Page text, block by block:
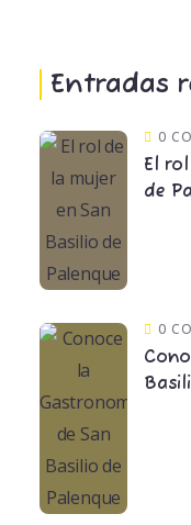
Entradas
0
El
de
0